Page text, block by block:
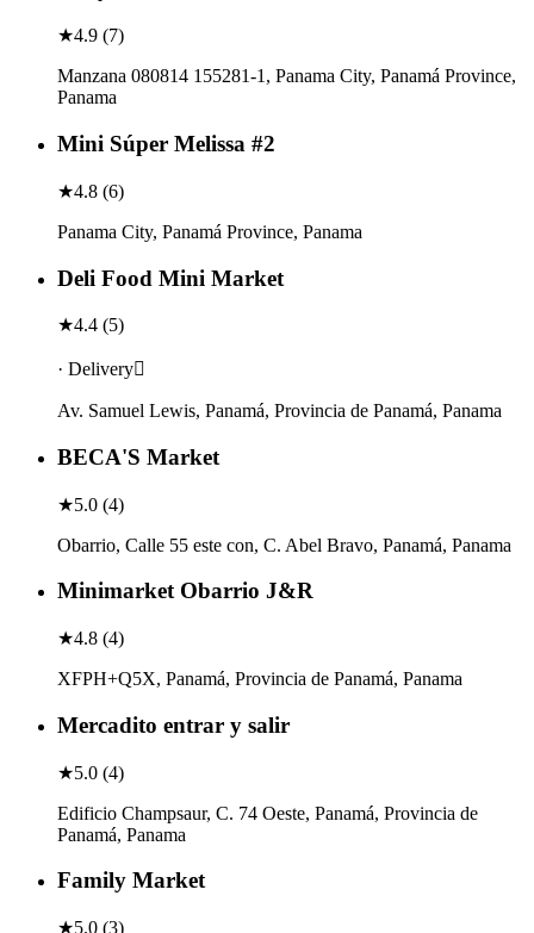
★4.9 (7)
Manzana 080814 155281-1, Panama City, Panamá Province,
Panama
Mini Súper Melissa #2
★4.8 (6)
Panama City, Panamá Province, Panama
Deli Food Mini Market
★4.4 (5)
· Delivery
Av. Samuel Lewis, Panamá, Provincia de Panamá, Panama
BECA'S Market
★5.0 (4)
Obarrio, Calle 55 este con, C. Abel Bravo, Panamá, Panama
Minimarket Obarrio J&R
★4.8 (4)
XFPH+Q5X, Panamá, Provincia de Panamá, Panama
Mercadito entrar y salir
★5.0 (4)
Edificio Champsaur, C. 74 Oeste, Panamá, Provincia de
Panamá, Panama
Family Market
★5.0 (3)